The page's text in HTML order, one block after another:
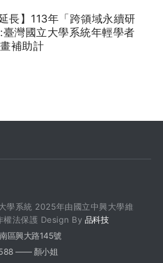
長】113年「跨領域永續研
臺灣國立大學系統年輕學者
補助計
系統 2025年由國立中興大學維
權法保護 Design By 品科技
區興大路145號
—— 顏小姐